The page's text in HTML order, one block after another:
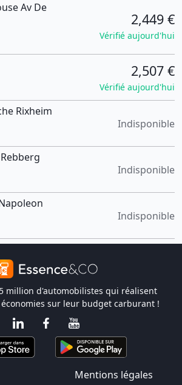
Av De
2,449 €
Vérifié aujourd'hui
2,507 €
Vérifié aujourd'hui
Rixheim
Indisponible
Indisponible
Indisponible
million d'automobilistes qui réalisent
sur leur budget carburant !
Mentions légales